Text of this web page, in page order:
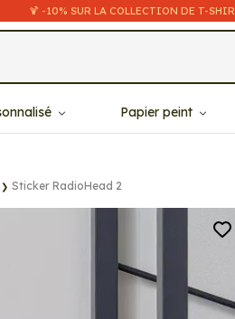
🍹 -10% SUR LA COLLECTION DE T-
Papier peint
Sticker RadioHead 2